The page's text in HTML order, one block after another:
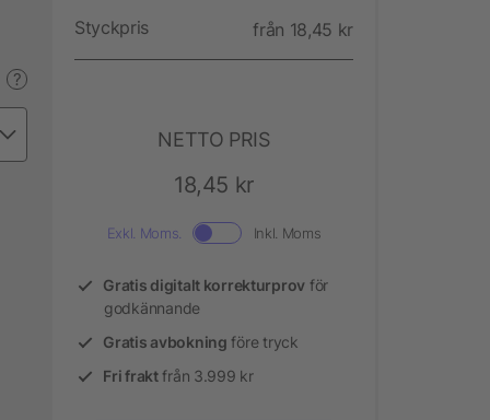
?
Styckpris från 18,45 kr
NETTO PRIS
18,45 kr
Exkl. Moms. Inkl. Moms
Gratis digitalt korrekturprov för
godkännande
Gratis avbokning före tryck
Fri fraktfrån 3.999 kr